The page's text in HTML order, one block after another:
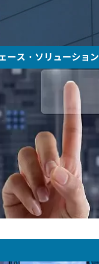
ース・ソリューション